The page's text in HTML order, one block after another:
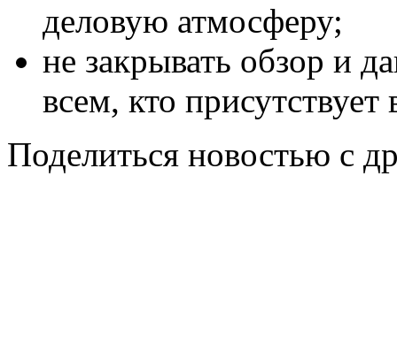
деловую атмосферу;
не закрывать обзор и
всем, кто присутствует
Поделиться новостью с